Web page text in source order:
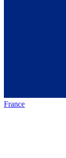
France